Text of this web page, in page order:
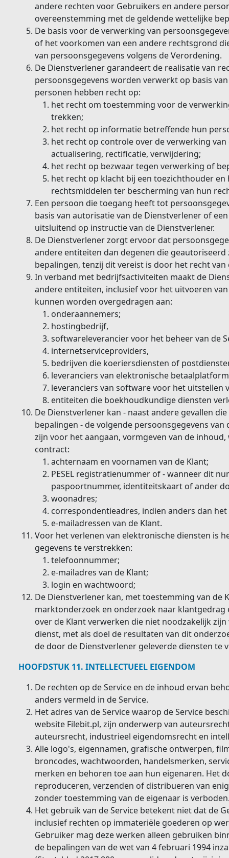
andere rechten voor Gebruikers en andere
overeenstemming met de geldende wettelijke
De basis voor de verwerking van
of het voorkomen van een andere rechtsgrond
van persoonsgegevens volgens de Verordening.
De Dienstverlener garandeert de realisatie van
persoonsgegevens worden verwerkt op basis
personen hebben recht op:
het recht om toestemming voor de
trekken;
het recht op informatie betreffende hun
het recht op controle over de verwerking
actualisering, rectificatie, verwijdering;
het recht op bezwaar tegen verwerking of
het recht op klacht bij een toezichthouder
rechtsmiddelen ter bescherming van hun
Een persoon die toegang heeft tot
basis van autorisatie van de Dienstverlener of
uitsluitend op instructie van de Dienstverlener.
De Dienstverlener zorgt ervoor dat
andere entiteiten dan degenen die
bepalingen, tenzij dit vereist is door het recht
In verband met bedrijfsactiviteiten maakt de
andere entiteiten, inclusief voor het uitvoeren
kunnen worden overgedragen aan:
onderaannemers;
hostingbedrijf,
softwareleverancier voor het beheer van de
internetserviceproviders,
bedrijven die koeriersdiensten of
leveranciers van elektronische
leveranciers van software voor het uitstellen
entiteiten die boekhoudkundige diensten
De Dienstverlener kan - naast andere gevallen
bepalingen - de volgende persoonsgegevens
zijn voor het aangaan, vormgeven van de
contract:
achternaam en voornamen van de Klant;
PESEL registratienummer of - wanneer dit
paspoortnummer, identiteitskaart of ander
woonadres;
correspondentieadres, indien anders dan
e-mailadressen van de Klant.
Voor het verlenen van elektronische diensten is
gegevens te verstrekken:
telefoonnummer;
e-mailadres van de Klant;
login en wachtwoord;
De Dienstverlener kan, met toestemming van de
marktonderzoek en onderzoek naar klantgedrag
over de Klant verwerken die niet noodzakelijk
dienst, met als doel de resultaten van dit
de door de Dienstverlener geleverde diensten te
HOOFDSTUK 11. INTELLECTUEEL EIGENDOM
De rechten op de Service en de inhoud ervan
anders vermeld in de Service.
Het adres van de Service waarop de Service
website Filebit.pl, zijn onderwerp van
auteursrecht, industrieel eigendomsrecht en
Alle logo's, eigennamen, grafische ontwerpen,
broncodes, wachtwoorden, handelsmerken,
merken en behoren toe aan hun eigenaren. Het
reproduceren, verzenden of distribueren van
zonder toestemming van de eigenaar is
Het gebruik van de Service betekent niet dat de
inclusief rechten op immateriële goederen op
Gebruiker mag deze werken alleen gebruiken
de bepalingen van de wet van 4 februari 1994